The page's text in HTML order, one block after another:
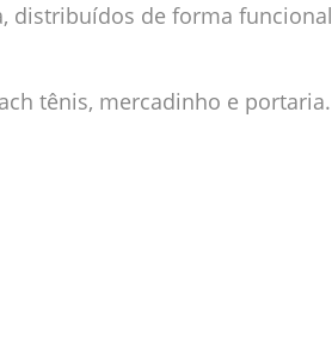
distribuídos de forma funcional
tênis, mercadinho e portaria.